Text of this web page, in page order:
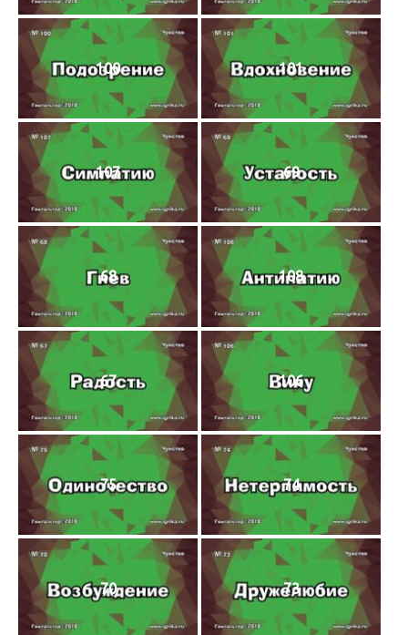
100 101
107 69
68 108
67 106
75 74
70 73